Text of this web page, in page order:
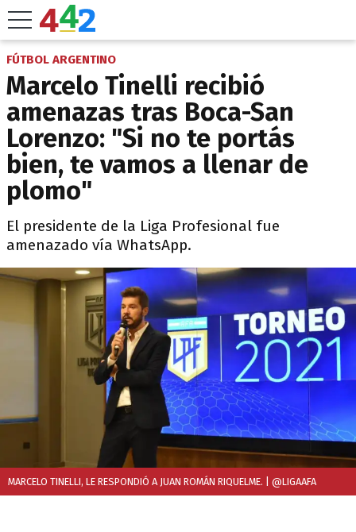
FÚTBOL ARGENTINO
Marcelo Tinelli recibió
amenazas tras Boca-San
Lorenzo: "Si no te portás
bien, te vamos a llenar de
plomo"
El presidente de la Liga Profesional fue
amenazado vía WhatsApp.
MARCELO TINELLI, LE RESPONDIÓ A JUAN ROMÁN RIQUELME. | @LIGAAFA